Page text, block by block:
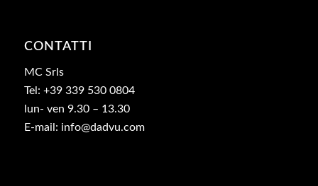
CONTATTI
MC Srls
Tel: +39 339 530 0804
lun- ven 9.30 – 13.30
E-mail: info@dadvu.com